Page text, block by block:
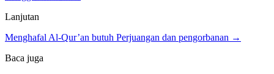
Lanjutan
Menghafal Al-Qur’an butuh Perjuangan dan pengorbanan →
Baca juga